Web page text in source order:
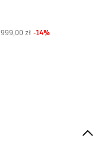
999,00 zł -14%